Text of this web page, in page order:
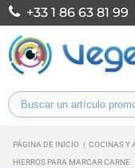
+33 1 86 63 81 99
PÁGINA DE INICIO | COCINAS Y
HIERROS PARA MARCAR CARNE